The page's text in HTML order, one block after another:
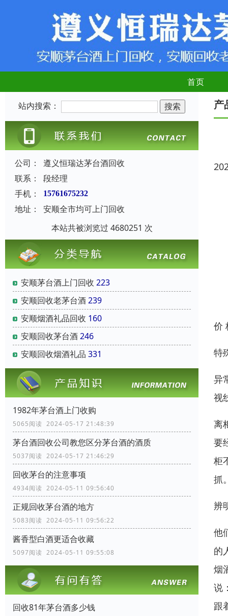
首页
站内搜索：
公司：
遵义恒瑞达茅台酒回收
联系：
段经理
手机：
15761675232
地址：
安顺全市均可上门回收
本站共被浏览过 4680251 次
安顺茅台酒上门回收 223
安顺回收老茅台酒239
安顺烟酒礼品回收 160
安顺回收茅台酒246
安顺回收烟酒礼品 331
1982年茅台酒上门收购
5065阅读 2024-05-17 21:48:39
茅台酒回收公司教您区分茅台酒的酒质
5037阅读 2024-05-17 21:46:29
回收茅台的注意事项
4934阅读 2024-05-11 09:56:40
正规回收茅台酒的地方
5083阅读 2024-05-11 09:56:22
酱香型白酒更适合收藏
5097阅读 2024-05-11 09:55:08
回收81年茅台酒多少钱
产
价
特
异
视
离
要
柜
抓
辨
他
的
烟
说
跟